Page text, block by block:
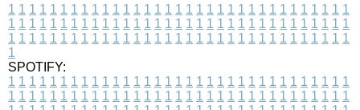
1 1 1 1 1 1 1 1 1 1 1 1 1 1 1 1 1 1 1 1 1 1 1 1 1 1 1 1 1 1 1 1 1
1 1 1 1 1 1 1 1 1 1 1 1 1 1 1 1 1 1 1 1 1 1 1 1 1 1 1 1 1 1 1 1 1
1 1 1 1 1 1 1 1 1 1 1 1 1 1 1 1 1 1 1 1 1 1 1 1 1 1 1 1 1 1 1 1 1
1
SPOTIFY:
1 1 1 1 1 1 1 1 1 1 1 1 1 1 1 1 1 1 1 1 1 1 1 1 1 1 1 1 1 1 1 1 1
1 1 1 1 1 1 1 1 1 1 1 1 1 1 1 1 1 1 1 1 1 1 1 1 1 1 1 1 1 1 1 1 1